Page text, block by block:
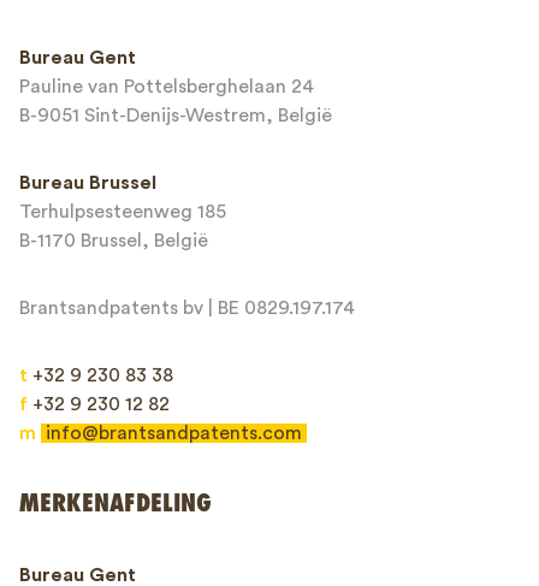
E-mailadres*
Bericht*
This site is protected by reCAPTCHA and the Google
Bureau Gent
Pauline van Pottelsberghelaan 24
B-9051 Sint-Denijs-Westrem, België
Bureau Brussel
Terhulpsesteenweg 185
B-1170 Brussel, België
Brantsandpatents bv | BE 0829.197.174
t +32 9 230 83 38
f +32 9 230 12 82
m
info@brantsandpatents.com
MERKENAFDELING
Bureau Gent